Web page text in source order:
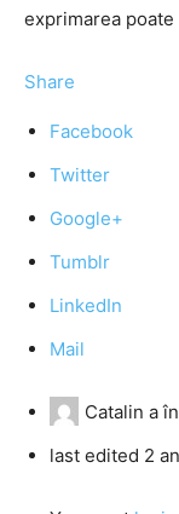
exprimarea
Share
Facebook
Twitter
Google+
Tumblr
LinkedIn
Mail
Catalin a
last edited 2